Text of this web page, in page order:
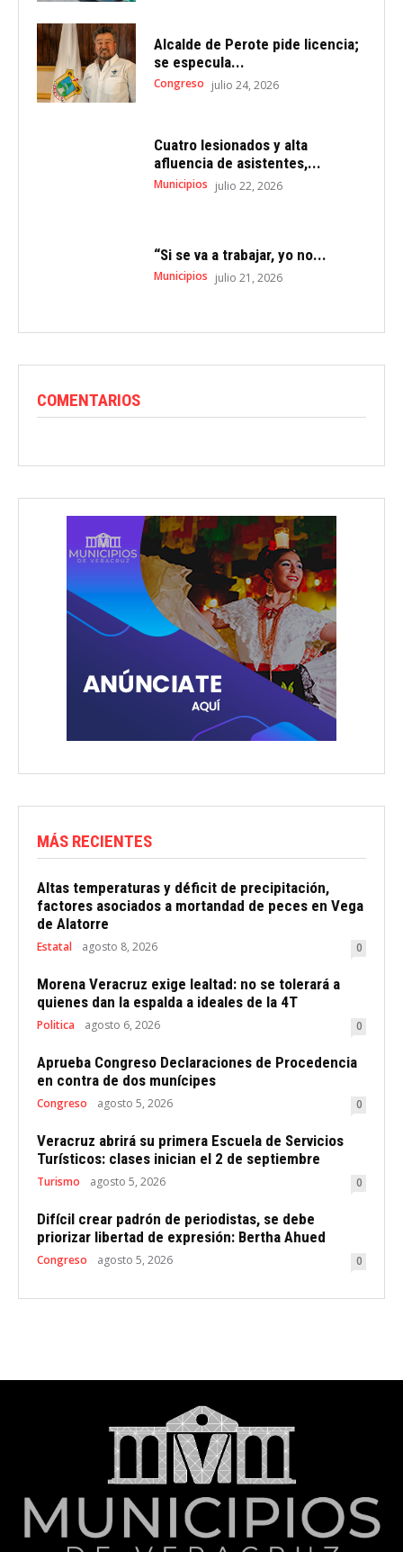
Alcalde de Perote pide licencia;
se especula...
Congreso julio 24, 2026
Cuatro lesionados y alta
afluencia de asistentes,...
Municipios julio 22, 2026
“Si se va a trabajar, yo no...
Municipios julio 21, 2026
COMENTARIOS
MÁS RECIENTES
Altas temperaturas y déficit de precipitación,
factores asociados a mortandad de peces en Vega
de Alatorre
Estatal agosto 8, 2026 0
Morena Veracruz exige lealtad: no se tolerará a
quienes dan la espalda a ideales de la 4T
Politica agosto 6, 2026 0
Aprueba Congreso Declaraciones de Procedencia
en contra de dos munícipes
Congreso agosto 5, 2026 0
Veracruz abrirá su primera Escuela de Servicios
Turísticos: clases inician el 2 de septiembre
Turismo agosto 5, 2026 0
Difícil crear padrón de periodistas, se debe
priorizar libertad de expresión: Bertha Ahued
Congreso agosto 5, 2026 0